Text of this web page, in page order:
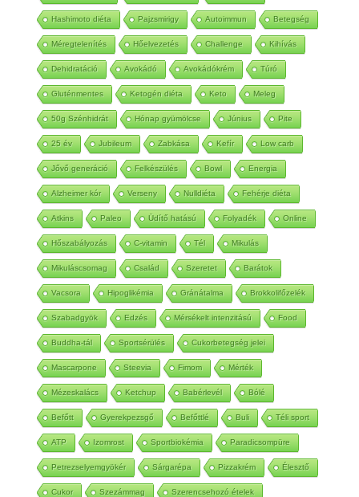
Hashimoto diéta Pajzsmirigy Autoimmun Betegség
Méregtelenítés Hőelvezetés Challenge Kihívás
Dehidratáció Avokádó Avokádókrém Túró
Gluténmentes Ketogén diéta Keto Meleg
50g Szénhidrát Hónap gyümölcse Június Pite
25 év Jubileum Zabkása Kefír Low carb
Jővő generáció Felkészülés Bowl Energia
Alzheimer kór Verseny Nulldiéta Fehérje diéta
Atkins Paleo Üdítő hatású Folyadék Online
Hőszabályozás C-vitamin Tél Mikulás
Mikuláscsomag Család Szeretet Barátok
Vacsora Hipoglikémia Gránátalma Brokkolifőzelék
Szabadgyök Edzés Mérsékelt intenzitású Food
Buddha-tál Sportsérülés Cukorbetegség jelei
Mascarpone Steevia Fimom Mérték
Mézeskalács Ketchup Babérlevél Bólé
Befőtt Gyerekpezsgő Befőttlé Buli Téli sport
ATP Izomrost Sportbiokémia Paradicsompüre
Petrezselyemgyökér Sárgarépa Pizzakrém Élesztő
Cukor Szezámmag Szerencsehozó ételek